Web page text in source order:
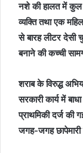
नशे की हालत में कुल
व्यक्ति तथा एक
से बारह लीटर देसी
बनाने की कच्ची
शराब के विरुद्ध
सरकारी कार्य में
प्राथमिकी दर्ज की
जगह-जगह छापेमारी